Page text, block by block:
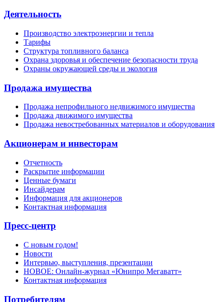
Деятельность
Производство электроэнергии и тепла
Тарифы
Структура топливного баланса
Охрана здоровья и обеспечение безопасности труда
Охраны окружающей среды и экология
Продажа имущества
Продажа непрофильного недвижимого имущества
Продажа движимого имущества
Продажа невостребованных материалов и оборудования
Акционерам и инвесторам
Отчетность
Раскрытие информации
Ценные бумаги
Инсайдерам
Информация для акционеров
Контактная информация
Пресс-центр
С новым годом!
Новости
Интервью, выступления, презентации
НОВОЕ: Онлайн-журнал «Юнипро Мегаватт»
Контактная информация
Потребителям